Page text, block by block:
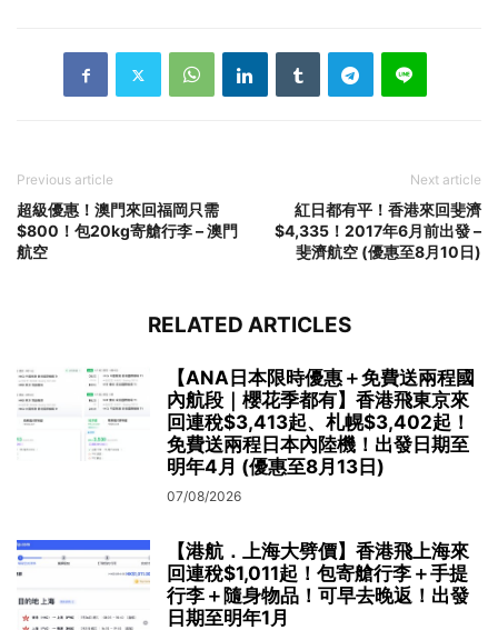
Previous article
超級優惠！澳門來回福岡只需
$800！包20kg寄艙行李 – 澳門
航空
Next article
紅日都有平！香港來回斐濟
$4,335！2017年6月前出發 –
斐濟航空 (優惠至8月10日)
RELATED ARTICLES
【ANA日本限時優惠＋免費送兩程國
內航段｜櫻花季都有】香港飛東京來
回連稅$3,413起、札幌$3,402起！
免費送兩程日本內陸機！出發日期至
明年4月 (優惠至8月13日)
07/08/2026
【港航．上海大劈價】香港飛上海來
回連稅$1,011起！包寄艙行李＋手提
行李＋隨身物品！可早去晚返！出發
日期至明年1月